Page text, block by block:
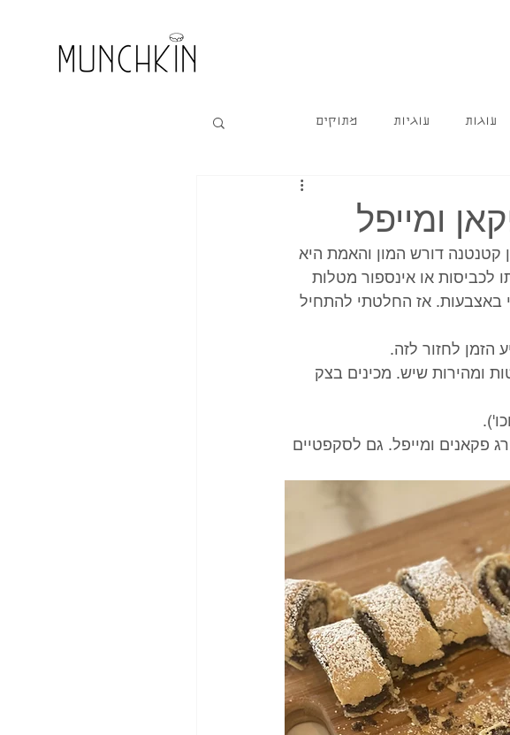
עוגות עוגיות מתוקים
ומייפל
קטנטנה דורש המון והאמת היא
לכביסות או אינספור מטלות
באצבעות. אז החלטתי להתחיל
הזמן לחזור לזה.
ומהירות שיש. מכינים בצק
פקאנים ומייפל. גם לסקפטיים